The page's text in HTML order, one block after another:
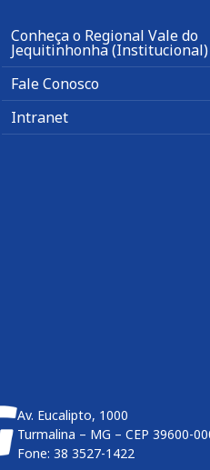
Conheça o Regional Vale do
Jequitinhonha (Institucional)
Fale Conosco
Intranet
Av. Eucalipto, 1000
Turmalina – MG – CEP 39600-
Fone: 38 3527-1422
btn-04